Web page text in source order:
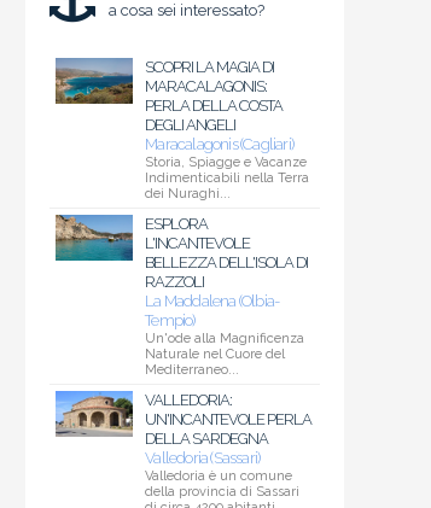
a cosa sei interessato?
SCOPRI LA MAGIA DI
MARACALAGONIS:
PERLA DELLA COSTA
DEGLI ANGELI
Maracalagonis (Cagliari)
Storia, Spiagge e Vacanze
Indimenticabili nella Terra
dei Nuraghi...
ESPLORA
L'INCANTEVOLE
BELLEZZA DELL'ISOLA DI
RAZZOLI
La Maddalena (Olbia-
Tempio)
Un'ode alla Magnificenza
Naturale nel Cuore del
Mediterraneo...
VALLEDORIA:
UN'INCANTEVOLE PERLA
DELLA SARDEGNA
Valledoria (Sassari)
Valledoria è un comune
della provincia di Sassari